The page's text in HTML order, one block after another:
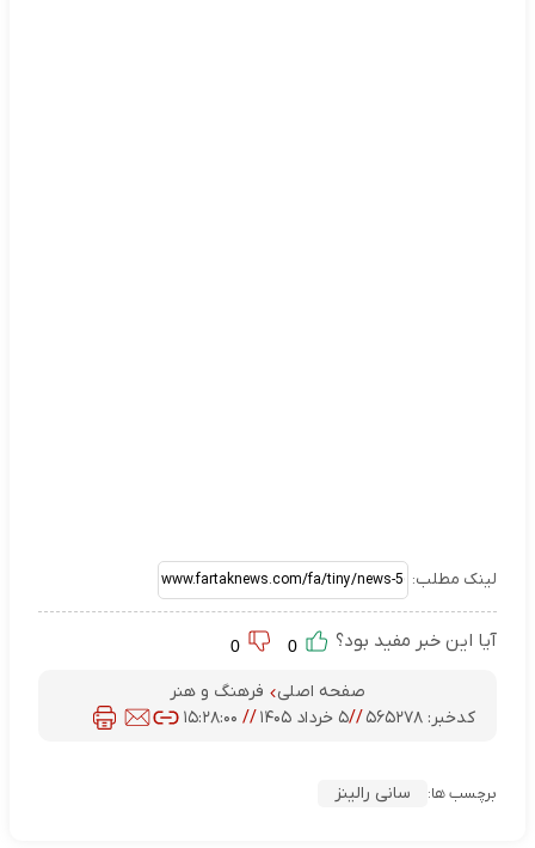
لینک مطلب:
آیا این خبر مفید بود؟
صفحه اصلی
فرهنگ و هنر
کدخبر:۵۶۵۲۷۸ //۵ خرداد ۱۴۰۵ // ۱۵:۲۸:۰۰
برچسب ها: سانی رالینز